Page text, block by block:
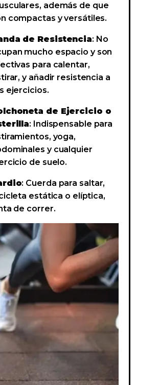
además de que
compactas y versátiles.
de Resistencia: No
mucho espacio y son
para calentar,
y añadir resistencia a
ejercicios.
de Ejercicio o
: Indispensable para
yoga,
y cualquier
de suelo.
: Cuerda para saltar,
estática o elíptica,
de correr.